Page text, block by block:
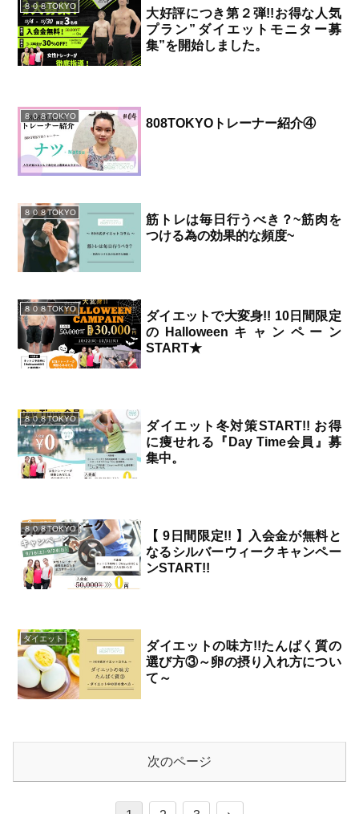
８０８TOKYO
大好評につき第２弾!!お得な人気
プラン”ダイエットモニター募
集”を開始しました。
８０８TOKYO
808TOKYOトレーナー紹介④
８０８TOKYO
筋トレは毎日行うべき？~筋肉を
つける為の効果的な頻度~
８０８TOKYO
ダイエットで大変身!! 10日間限定
のHalloweenキャンペーン
START★
８０８TOKYO
ダイエット冬対策START!! お得
に痩せれる『Day Time会員』募
集中。
８０８TOKYO
【 9日間限定!! 】入会金が無料と
なるシルバーウィークキャンペー
ンSTART!!
ダイエット
ダイエットの味方!!たんぱく質の
選び方③～卵の摂り入れ方につい
て～
次のページ